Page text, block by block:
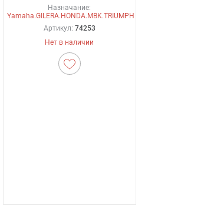
Назначание:
Yamaha.GILERA.HONDA.MBK.TRIUMPH
Артикул: 74253
Нет в наличии